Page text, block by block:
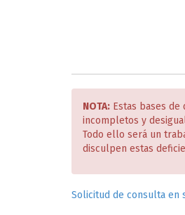
NOTA: Estas bases
incompletos y
Todo ello será un
disculpen estas
Solicitud de consulta en